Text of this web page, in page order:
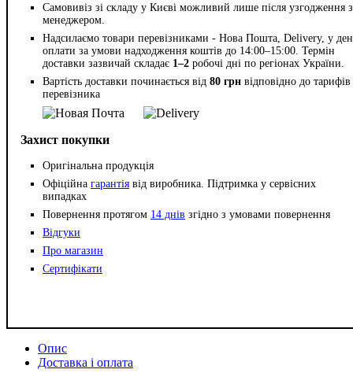
Самовивіз зі складу у Києві можливий лише після узгодження з
менеджером.
Надсилаємо товари перевізниками - Нова Пошта, Delivery, у
оплати за умови надходження коштів до 14:00–15:00. Термін
доставки зазвичай складає 1–2 робочі дні по регіонах України.
Вартість доставки починається від 80 грн відповідно до тарифів
перевізника
Захист покупки
Оригінальна продукція
Офіційна гарантія від виробника. Підтримка у сервісних
випадках
Повернення протягом 14 днів згідно з умовами повернення
Відгуки
Про магазин
Сертифікати
Опис
Доставка і оплата